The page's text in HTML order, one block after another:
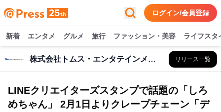
ログイン/会員登録
新着 エンタメ グルメ 旅行 ファッション・美容 ライフスタ
株式会社トムス・エンタテインメント リリース一覧
LINEクリエイターズスタンプで話題の「しろ
めちゃん」 2月1日よりクレープチェーン「デ